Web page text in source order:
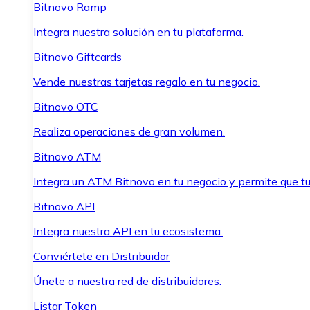
Bitnovo Ramp
Integra nuestra solución en tu plataforma.
Bitnovo Giftcards
Vende nuestras tarjetas regalo en tu negocio.
Bitnovo OTC
Realiza operaciones de gran volumen.
Bitnovo ATM
Integra un ATM Bitnovo en tu negocio y permite que
Bitnovo API
Integra nuestra API en tu ecosistema.
Conviértete en Distribuidor
Únete a nuestra red de distribuidores.
Listar Token